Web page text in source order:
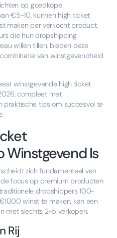
op goedkope
€5-10, kunnen high ticket
maken per verkocht product.
die hun dropshipping
willen tillen, bieden deze
van winstgevendheid
winstgevende high ticket
compleet met
praktische tips om succesvol te
Winstgevend Is
zich fundamenteel van
focus op premium producten
dropshippers 100-
winst te maken, kan een
met slechts 2-5 verkopen.
Rij